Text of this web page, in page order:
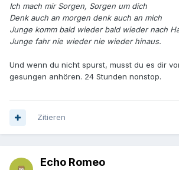
Ich mach mir Sorgen, Sorgen um dich
Denk auch an morgen denk auch an mich
Junge komm bald wieder bald wieder nach
Junge fahr nie wieder nie wieder hinaus.
Und wenn du nicht spurst, musst du es dir
gesungen anhören. 24 Stunden nonstop.
Zitieren
Echo Romeo